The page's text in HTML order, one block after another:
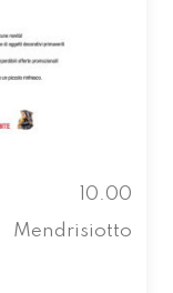
10.00
Mendrisiotto